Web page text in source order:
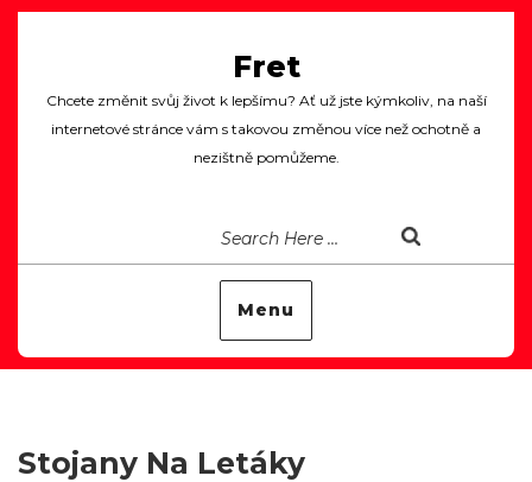
Fret
Chcete změnit svůj život k lepšímu? Ať už jste kýmkoliv, na naší
internetové stránce vám s takovou změnou více než ochotně a
nezištně pomůžeme.
Menu
Stojany Na Letáky